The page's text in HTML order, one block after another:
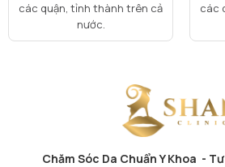
các quận, tỉnh thành trên cả
nước.
các
Chăm Sóc Da Chuẩn Y Khoa -